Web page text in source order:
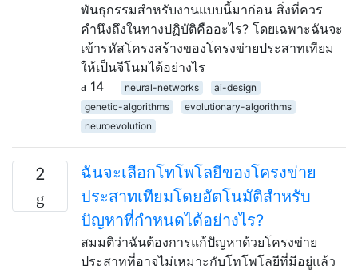
พันธุกรรมสำหรับงานแบบนี้มาก่อน สิ่งที่ควร
คำนึงถึงในทางปฏิบัติคืออะไร? โดยเฉพาะฉันจะ
เข้ารหัสโครงสร้างของโครงข่ายประสาทเทียม
ให้เป็นจีโนมได้อย่างไร
14
neural-networks
ai-design
genetic-algorithms
evolutionary-algorithms
neuroevolution
2
ฉันจะเลือกโทโพโลยีของโครงข่าย
ประสาทเทียมโดยอัตโนมัติสำหรับ
ปัญหาที่กำหนดได้อย่างไร?
สมมติว่าฉันต้องการแก้ปัญหาด้วยโครงข่าย
ประสาทที่อาจไม่เหมาะกับโทโพโลยีที่มีอยู่แล้ว